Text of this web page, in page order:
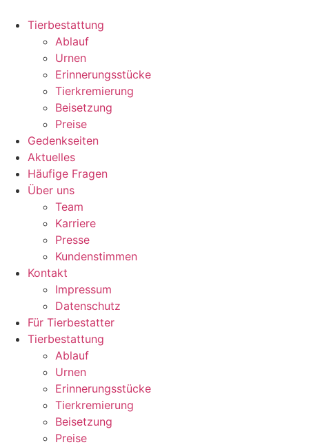
Inhalt
wechseln
Tierbestattung
Ablauf
Urnen
Erinnerungsstücke
Tierkremierung
Beisetzung
Preise
Gedenkseiten
Aktuelles
Häufige Fragen
Über uns
Team
Karriere
Presse
Kundenstimmen
Kontakt
Impressum
Datenschutz
Für Tierbestatter
Tierbestattung
Ablauf
Urnen
Erinnerungsstücke
Tierkremierung
Beisetzung
Preise